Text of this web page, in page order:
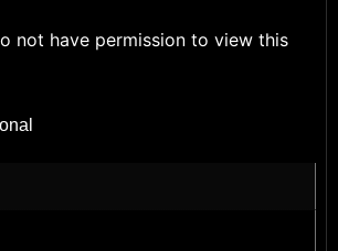
not have permission to view this